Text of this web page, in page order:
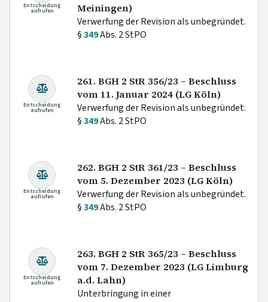
Entscheidung
aufrufen
Meiningen)
Verwerfung der Revision als unbegründet.
§349Abs. 2 StPO
Entscheidung
aufrufen
261. BGH 2 StR 356/23 – Beschluss
vom 11. Januar 2024 (LG Köln)
Verwerfung der Revision als unbegründet.
§349Abs. 2 StPO
Entscheidung
aufrufen
262. BGH 2 StR 361/23 – Beschluss
vom 5. Dezember 2023 (LG Köln)
Verwerfung der Revision als unbegründet.
§349Abs. 2 StPO
Entscheidung
aufrufen
263. BGH 2 StR 365/23 – Beschluss
vom 7. Dezember 2023 (LG Limburg
a.d. Lahn)
Unterbringung in einer